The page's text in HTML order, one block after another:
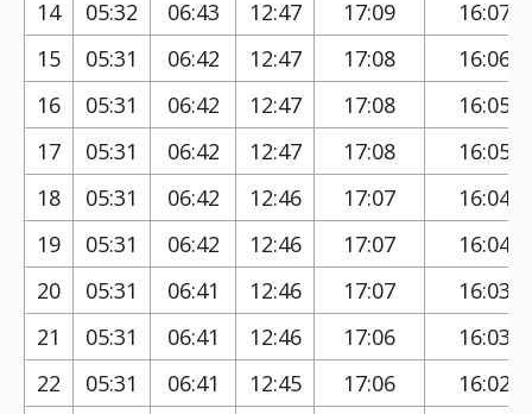
14
05:32 06:43 12:47 17:09
16:07
15
05:31 06:42 12:47 17:08
16:06
16
05:31 06:42 12:47 17:08
16:05
17
05:31 06:42 12:47 17:08
16:05
18
05:31 06:42 12:46 17:07
16:04
19
05:31 06:42 12:46 17:07
16:04
20
05:31 06:41 12:46 17:07
16:03
21
05:31 06:41 12:46 17:06
16:03
22
05:31 06:41 12:45 17:06
16:02